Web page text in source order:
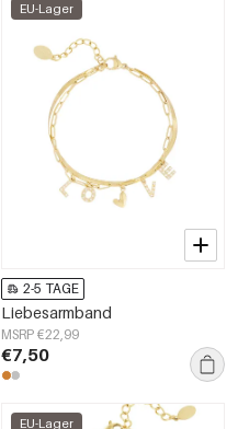
EU-Lager
2-5 TAGE
Liebesarmband
MSRP €22,99
€7,50
EU-Lager